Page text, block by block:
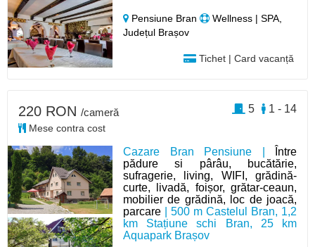
Pensiune Bran
Wellness | SPA,
Județul Brașov
Tichet | Card vacanță
Cazare Bran Pensiune |
Între
pădure si pârâu, bucătărie,
sufragerie, living, WIFI, grădină-
curte, livadă, foișor, grătar-ceaun,
mobilier de grădină, loc de joacă,
parcare | 500 m Castelul Bran, 1,2
km Stațiune schi Bran, 25 km
Aquapark Brașov
220 RON /cameră
Mese contra cost
1 - 14
5